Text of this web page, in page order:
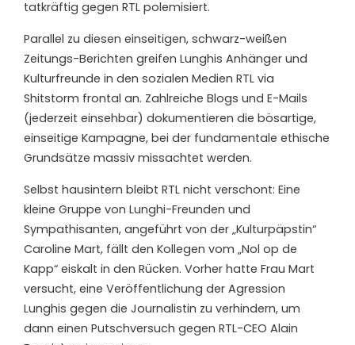
tatkräftig gegen RTL polemisiert.
Parallel zu diesen einseitigen, schwarz-weißen
Zeitungs-Berichten greifen Lunghis Anhänger und
Kulturfreunde in den sozialen Medien RTL via
Shitstorm frontal an. Zahlreiche Blogs und E-Mails
(jederzeit einsehbar) dokumentieren die bösartige,
einseitige Kampagne, bei der fundamentale ethische
Grundsätze massiv missachtet werden.
Selbst hausintern bleibt RTL nicht verschont: Eine
kleine Gruppe von Lunghi-Freunden und
Sympathisanten, angeführt von der „Kulturpäpstin“
Caroline Mart, fällt den Kollegen vom „Nol op de
Kapp“ eiskalt in den Rücken. Vorher hatte Frau Mart
versucht, eine Veröffentlichung der Agression
Lunghis gegen die Journalistin zu verhindern, um
dann einen Putschversuch gegen RTL-CEO Alain